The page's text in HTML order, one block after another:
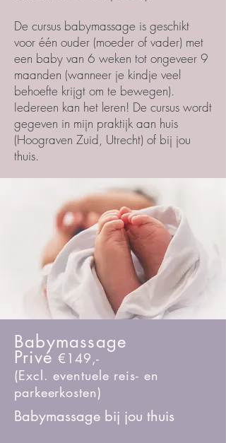
De cursus babymassage is geschikt
voor één ouder (moeder of vader) met
een baby van 6 weken tot ongeveer 9
maanden (wanneer je kindje veel
behoefte krijgt om te bewegen).
Iedereen kan het leren! De cursus wordt
gegeven in mijn praktijk aan huis
(Hoograven Zuid, Utrecht) of bij jou
thuis.
Babymassage
Privé€149,-
(Excl. eventuele reis- en
parkeerkosten)
Babymassage bij jou thuis